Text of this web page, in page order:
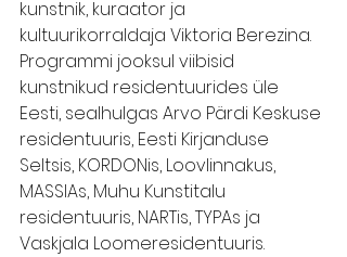
kunstnik, kuraator ja
kultuurikorraldaja Viktoria Berezina.
Programmi jooksul viibisid
kunstnikud residentuurides üle
Eesti, sealhulgas Arvo Pärdi Keskuse
residentuuris, Eesti Kirjanduse
Seltsis, KORDONis, Loovlinnakus,
MASSIAs, Muhu Kunstitalu
residentuuris, NARTis, TYPAs ja
Vaskjala Loomeresidentuuris.